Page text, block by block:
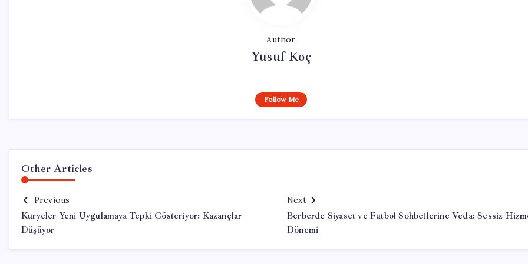
Author
Yusuf Koç
Follow Me
Other Articles
Previous
Kuryeler Yeni Uygulamaya Tepki Gösteriyor: Kazançlar
Düşüyor
Next
Berberde Siyaset ve Futbol Sohbetlerine Veda: Sessiz
Dönemi